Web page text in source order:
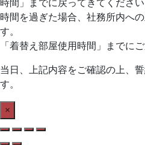
時間」までに戻ってきてくださ
時間を過ぎた場合、社務所内へ
す。
「着替え部屋使用時間」までに
当日、上記内容をご確認の上、
す。
×